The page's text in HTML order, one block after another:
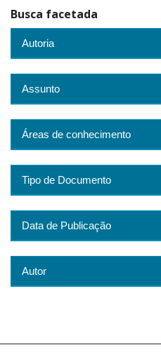
Busca facetada
Autoria
Assunto
Áreas de conhecimento
Tipo de Documento
Data de Publicação
Autor